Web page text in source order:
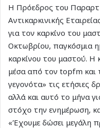
Η Πρόεδρος του
Αντικαρκινικής
για τον καρκίνο του
Οκτωβρίου, παγκόσμια
καρκίνου του μαστού. Η
μέσα από τον topfm και
γεγονότα» τις ετήσιες
αλλά και αυτό το μήνα
στόχο την ενημέρωση,
«Έχουμε δώσει μεγάλη